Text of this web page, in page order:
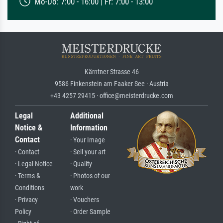
Kärntner Strasse 46
9586 Finkenstein am Faaker See · Austria
+43 4257 29415 · office@meisterdrucke.com
Legal
Notice &
Contact
· Contact
· Legal Notice
· Terms &
Conditions
· Privacy
Policy
Additional
Information
· Your Image
· Sell your art
· Quality
· Photos of our
work
· Vouchers
· Order Sample